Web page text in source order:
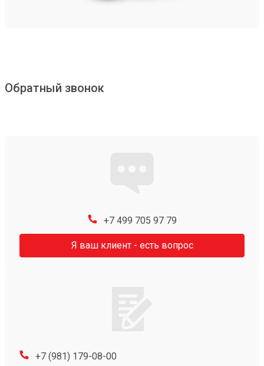
Обратный звонок
+7 499 705 97 79
Я ваш клиент - есть вопрос
+7 (981) 179-08-00